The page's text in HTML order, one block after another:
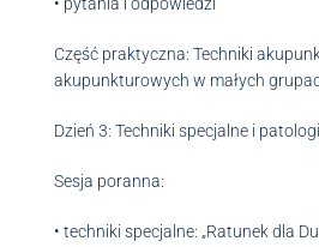
Część praktyczna: Techniki
akupunkturowych w małych
Dzień 3: Techniki specjalne i
Sesja poranna:
• techniki specjalne: „Ratunek dla